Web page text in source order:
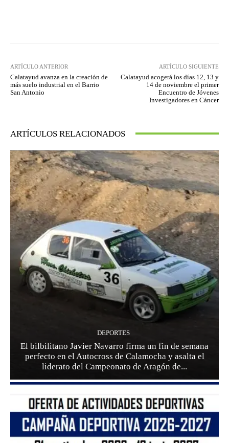
ARTÍCULO ANTERIOR
Calatayud avanza en la creación de
más suelo industrial en el Barrio
San Antonio
ARTÍCULO SIGUIENTE
Calatayud acogerá los días 12, 13 y
14 de noviembre el primer
Encuentro de Jóvenes
Investigadores en Cáncer
ARTÍCULOS RELACIONADOS
DEPORTES
El bilbilitano Javier Navarro firma un fin de semana
perfecto en el Autocross de Calamocha y asalta el
liderato del Campeonato de Aragón de...